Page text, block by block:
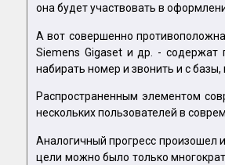
она будет участвовать в
А вот совершенно
Siemens Gigaset и др. - содержат
набирать номер и звонить и с
Распространенным элементом
нескольких пользователей в
Аналогичный прогресс произошел
цели можно было только